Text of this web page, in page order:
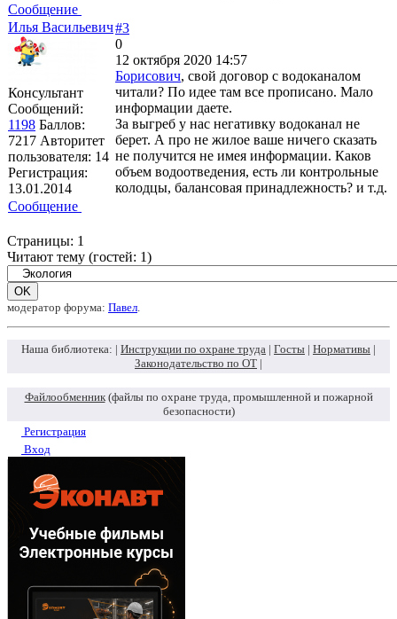
Сообщение
Илья Васильевич
Консультант
Сообщений:
1198 Баллов:
7217 Авторитет
пользователя: 14
Регистрация:
13.01.2014
#3
0
12 октября 2020 14:57
Борисович, свой договор с водоканалом
читали? По идее там все прописано. Мало
информации даете.
За выгреб у нас негативку водоканал не
берет. А про не жилое ваше ничего сказать
не получится не имея информации. Каков
объем водоотведения, есть ли контрольные
колодцы, балансовая принадлежность? и т.д.
Сообщение
Страницы: 1
Читают тему (гостей: 1)
модератор форума: Павел
Наша библиотека: | Инструкции по охране труда | Госты | Нормативы |
Законодательство по ОТ |
Файлообменник(файлы по охране труда, промышленной и пожарной
безопасности)
Регистрация
Вход